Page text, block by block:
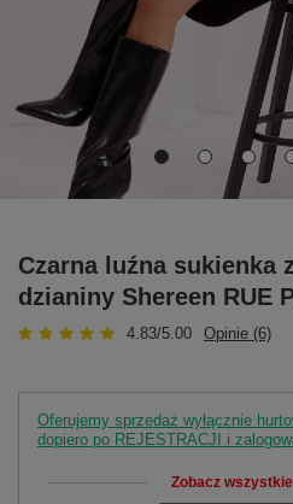
Czarna luźna sukienka
dzianiny Shereen RUE
4.83/5.00 Opinie (6)
Oferujemy sprzedaż wyłącznie
dopiero po REJESTRACJI i
Zobacz